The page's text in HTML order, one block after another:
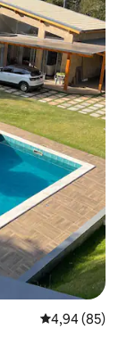
4,94 de uma
4,94 (85)